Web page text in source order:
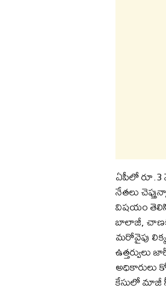
ఏపీలో రూ.3
నేతలు
విషయం
బాలాజీ,
మరోవైపు
అధికారులు
కేసులో మాజీ